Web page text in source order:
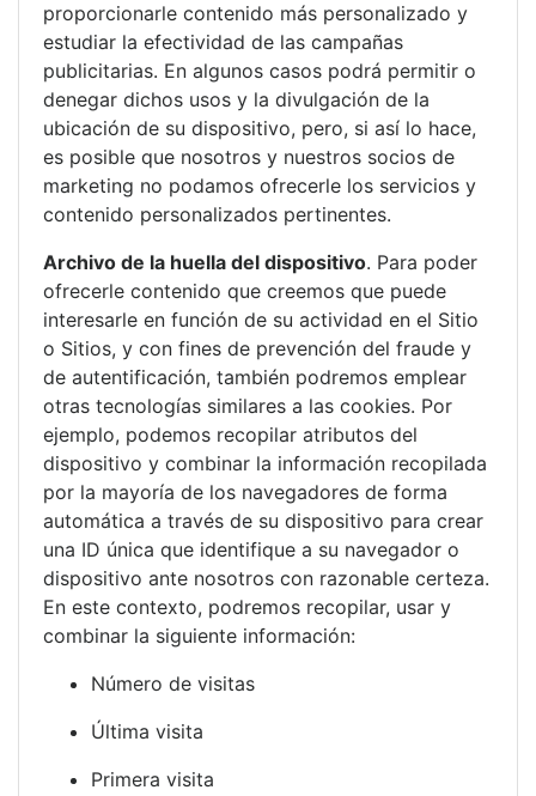
proporcionarle contenido más personalizado y
estudiar la efectividad de las campañas
publicitarias. En algunos casos podrá permitir o
denegar dichos usos y la divulgación de la
ubicación de su dispositivo, pero, si así lo hace,
es posible que nosotros y nuestros socios de
marketing no podamos ofrecerle los servicios y
contenido personalizados pertinentes.
Archivo de la huella del dispositivo. Para poder
ofrecerle contenido que creemos que puede
interesarle en función de su actividad en el Sitio
o Sitios, y con fines de prevención del fraude y
de autentificación, también podremos emplear
otras tecnologías similares a las cookies. Por
ejemplo, podemos recopilar atributos del
dispositivo y combinar la información recopilada
por la mayoría de los navegadores de forma
automática a través de su dispositivo para crear
una ID única que identifique a su navegador o
dispositivo ante nosotros con razonable certeza.
En este contexto, podremos recopilar, usar y
combinar la siguiente información:
Número de visitas
Última visita
Primera visita